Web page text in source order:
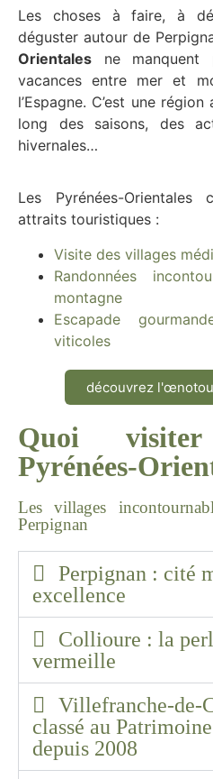
Les choses à faire, à
déguster autour de
Orientales ne manquent
vacances entre mer et
l’Espagne. C’est une
long des saisons, des
hivernales…
Les Pyrénées-Orientales
attraits touristiques :
Visite des villages
Randonnées
montagne
Escapade
viticoles
découvrez
Quoi
Pyrénées-
Les villages
Perpignan
Perpignan : cité
excellence​
Collioure : la
vermeille ​
Villefranche-de-
classé au
depuis 2008​